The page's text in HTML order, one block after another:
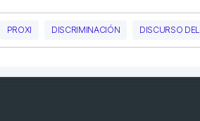
PROXI DISCRIMINACIÓN DISCURSO